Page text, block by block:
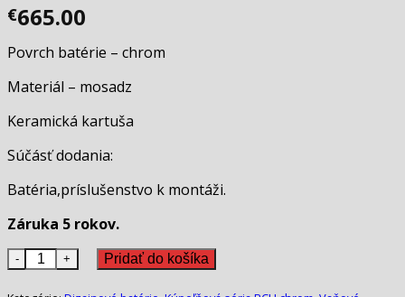
€665.00
Povrch batérie – chrom
Materiál – mosadz
Keramická kartuša
Súčásť dodania:
Batéria,príslušenstvo k montáži.
Záruka 5 rokov.
množstvo Stojánkový vaňový set BCH chrom
Pridať do košíka